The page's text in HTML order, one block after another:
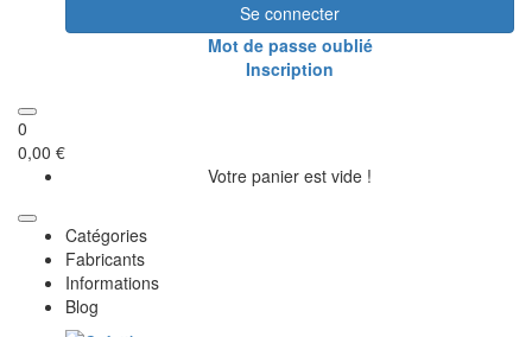
Se connecter
Mot de passe oublié
Inscription
0
0,00 €
Votre panier est vide !
Catégories
Fabricants
Informations
Blog